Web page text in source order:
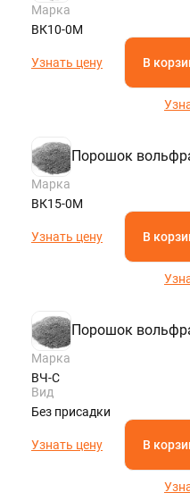
Марка
ВК10-0М
Узнать цену В
Порошок
Марка
ВК15-0М
Узнать цену В
Порошок
Марка
ВЧ-С
Вид
Без присадки
Узнать цену В